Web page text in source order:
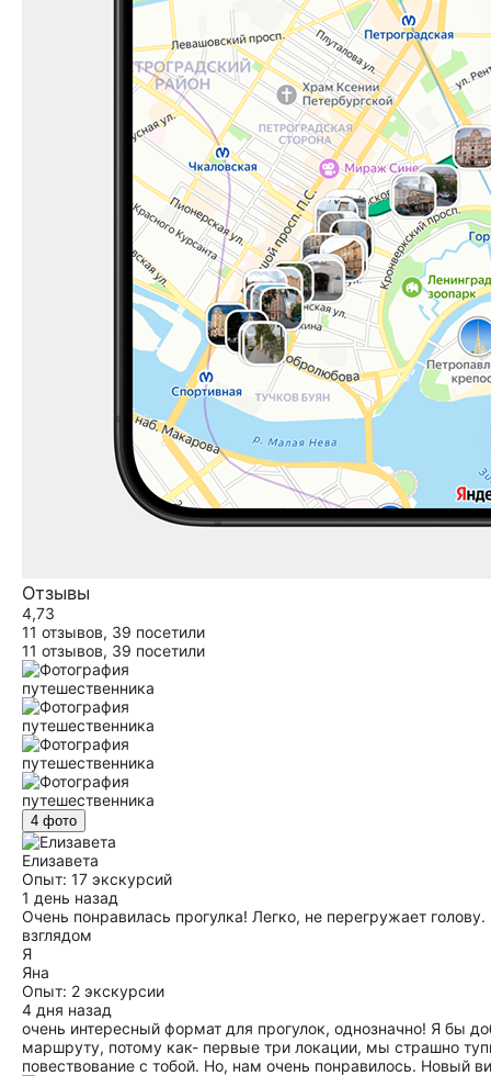
Отзывы
4,73
11 отзывов, 39 посетили
11 отзывов, 39 посетили
4 фото
Елизавета
Опыт: 17 экскурсий
1 день назад
Очень понравилась прогулка! Легко, не перегружает
взглядом
Я
Яна
Опыт: 2 экскурсии
4 дня назад
очень интересный формат для прогулок, однозначно! Я бы
маршруту, потому как- первые три локации, мы страшно
повествование с тобой. Но, нам очень понравилось. Новый